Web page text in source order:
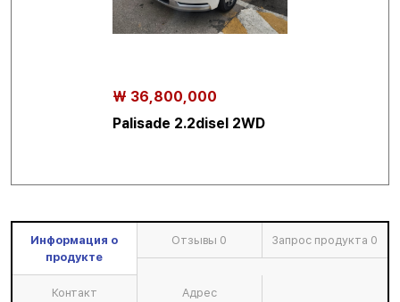
₩ 36,800,000
Palisade 2.2disel 2WD
Информация о
продукте
Отзывы 0 Запрос продукта 0
Контакт Адрес